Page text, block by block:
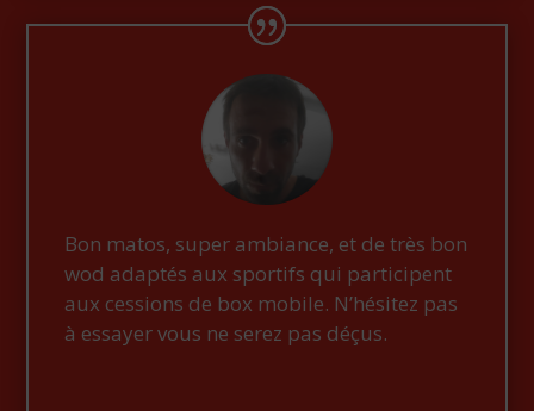
Bon matos, super ambiance, et de très bon
wod adaptés aux sportifs qui participent
aux cessions de box mobile. N’hésitez pas
à essayer vous ne serez pas déçus.